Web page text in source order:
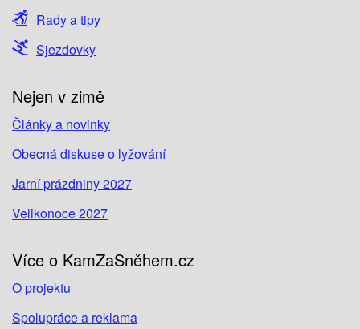
Rady a tipy
Sjezdovky
Nejen v zimě
Články a novinky
Obecná diskuse o lyžování
Jarní prázdniny 2027
Velikonoce 2027
Více o KamZaSněhem.cz
O projektu
Spolupráce a reklama